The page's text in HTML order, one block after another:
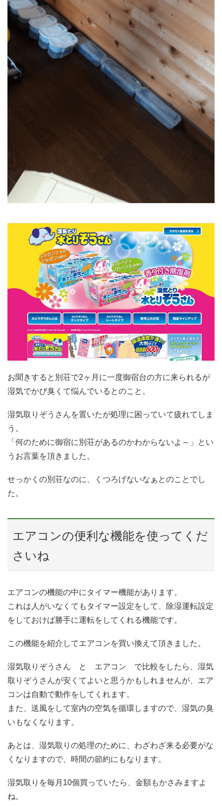
お聞きすると別荘で2ヶ月に一度御宿台の方に来られるが
湿気でかび臭くて悩んでいるとのこと。
湿気取りぞうさんを置いたが処理に困っていて疲れてしま
う。
「何のために御宿に別荘があるのかわからないよ～」とい
うお言葉を頂きました。
せっかくの別荘なのに、くつろげないなぁとのことでし
た。
エアコンの便利な機能を使ってくだ
さいね
エアコンの機能の中にタイマー機能があります。
これは人がいなくてもタイマー設定をして、除湿運転設定
をしておけば勝手に運転をしてくれる機能です。
この機能を紹介してエアコンを買い換えて頂きました。
湿気取りぞうさん と エアコン で比較をしたら、湿気
取りぞうさんが安くてよいと思うかもしれませんが、エア
コンは自動で動作をしてくれます。
また、送風をして室内の空気を循環しますので、湿気の臭
いもなくなります。
あとは、湿気取りの処理のために、わざわざ来る必要がな
くなりますので、時間の節約にもなります。
湿気取りを毎月10個買っていたら、金額もかさみますよ
ね。